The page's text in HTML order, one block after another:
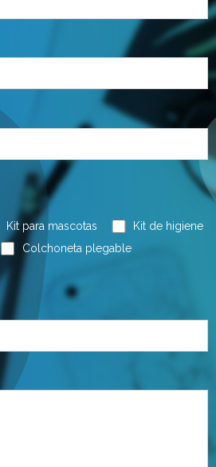
Kit para mascotas
Kit de higiene
Colchoneta plegable